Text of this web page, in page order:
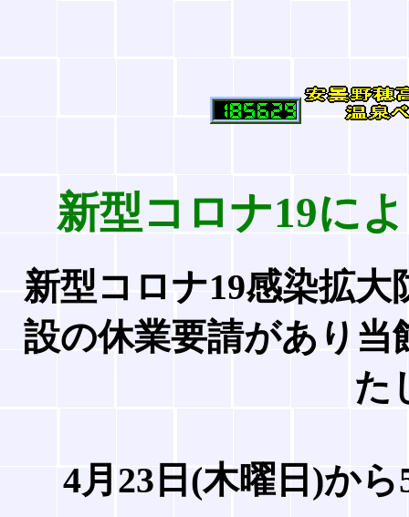
新型コロナ19に
新型コロナ19感染拡
設の休業要請があり当
た
4月23日(木曜日)か